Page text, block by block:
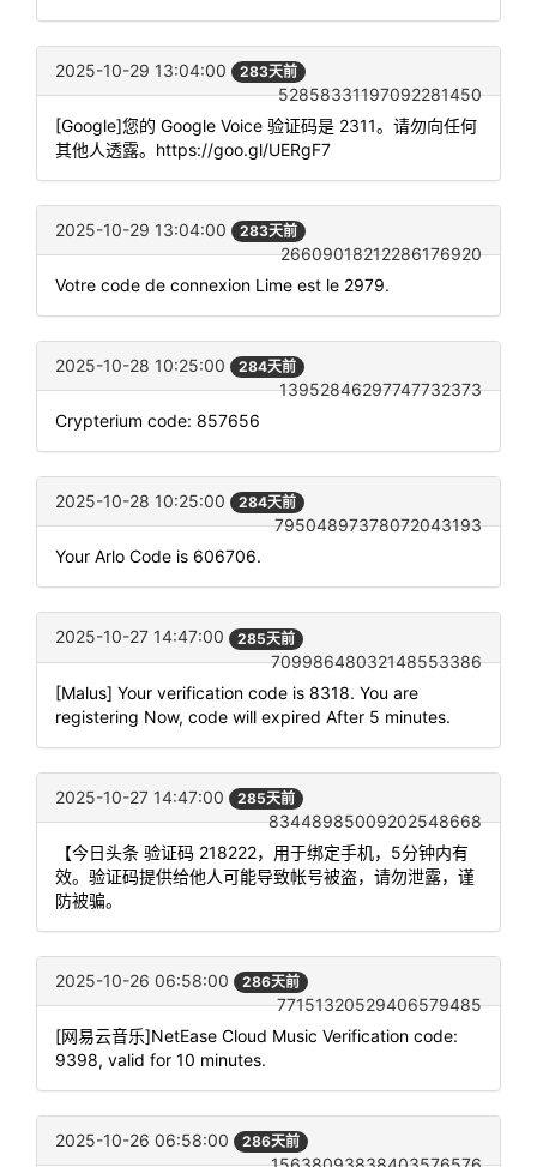
2025-10-29 13:04:00 283天前
52858331197092281450
[Google]您的 Google Voice 验证码是 2311。请勿向任何
其他人透露。https://goo.gl/UERgF7
2025-10-29 13:04:00 283天前
26609018212286176920
Votre code de connexion Lime est le 2979.
2025-10-28 10:25:00 284天前
13952846297747732373
Crypterium code: 857656
2025-10-28 10:25:00 284天前
79504897378072043193
Your Arlo Code is 606706.
2025-10-27 14:47:00 285天前
70998648032148553386
[Malus] Your verification code is 8318. You are
registering Now, code will expired After 5 minutes.
2025-10-27 14:47:00 285天前
83448985009202548668
【今日头条 验证码 218222，用于绑定手机，5分钟内有
效。验证码提供给他人可能导致帐号被盗，请勿泄露，谨
防被骗。
2025-10-26 06:58:00 286天前
77151320529406579485
[网易云音乐]NetEase Cloud Music Verification code:
9398, valid for 10 minutes.
2025-10-26 06:58:00 286天前